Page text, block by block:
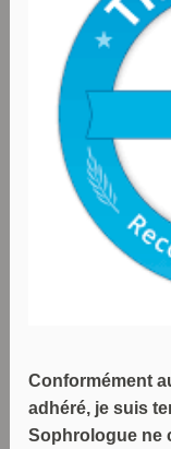
Conformément
adhéré, je suis
Sophrologue ne